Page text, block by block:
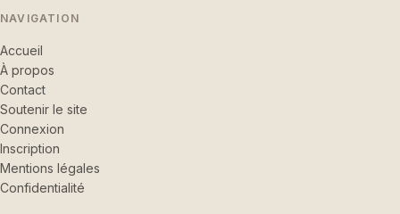
NAVIGATION
Accueil
À propos
Contact
Soutenir le site
Connexion
Inscription
Mentions légales
Confidentialité